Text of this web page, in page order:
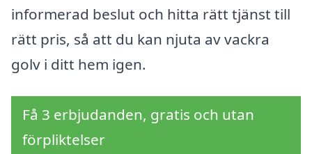
informerad beslut och hitta rätt tjänst till
rätt pris, så att du kan njuta av vackra
golv i ditt hem igen.
Få 3 erbjudanden, gratis och utan
förpliktelser